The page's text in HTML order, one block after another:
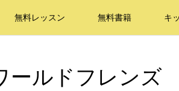
無料レッスン 無料書籍 キ
ールドフレンズ